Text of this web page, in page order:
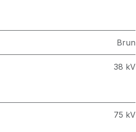
Brun
38 kV
75 kV